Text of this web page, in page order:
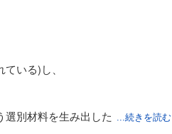
いる)し、
別材料を生み出した ...続きを読む